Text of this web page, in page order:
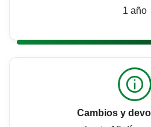
1 año
Cambios y